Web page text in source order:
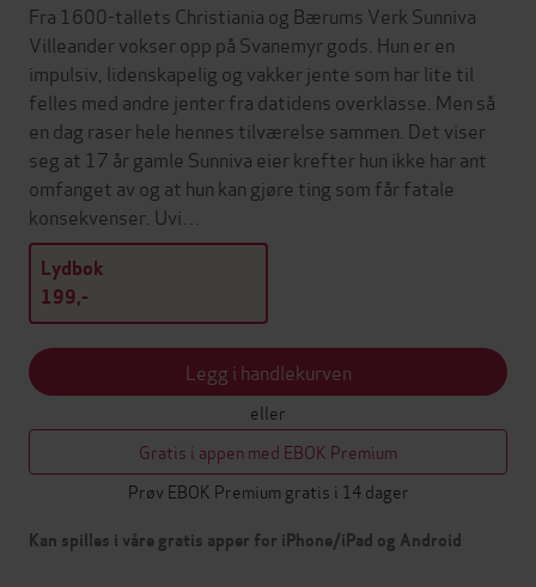
Fra 1600-tallets Christiania og Bærums Verk Sunniva
Villeander vokser opp på Svanemyr gods. Hun er en
impulsiv, lidenskapelig og vakker jente som har lite til
felles med andre jenter fra datidens overklasse. Men så
en dag raser hele hennes tilværelse sammen. Det viser
seg at 17 år gamle Sunniva eier krefter hun ikke har ant
omfanget av og at hun kan gjøre ting som får fatale
konsekvenser. Uvi…
Lydbok
199,-
Legg i handlekurven
eller
Gratis i appen med EBOK Premium
Prøv EBOK Premium gratis i 14 dager
Kan spilles i våre gratis apper for iPhone/iPad og Android